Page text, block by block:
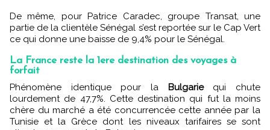
De même, pour Patrice Caradec, groupe Transat, une
partie de la clientèle Sénégal s’est reportée sur le Cap Vert
ce qui donne une baisse de 9,4% pour le Sénégal.
La France reste la 1ere destination des voyages à
forfait
Phénomène identique pour la Bulgariequi chute
lourdement de 47,7%. Cette destination qui fut la moins
chère du marché a été concurrencée cette année par la
Tunisie et la Grèce dont les niveaux tarifaires se sont